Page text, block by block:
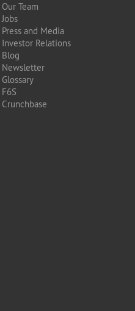
Our Team
Jobs
Press and Media
Investor Relations
Blog
Newsletter
Glossary
F6S
Crunchbase